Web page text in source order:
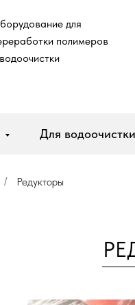
для
полимеров
Для водоочистки
/ Редукторы